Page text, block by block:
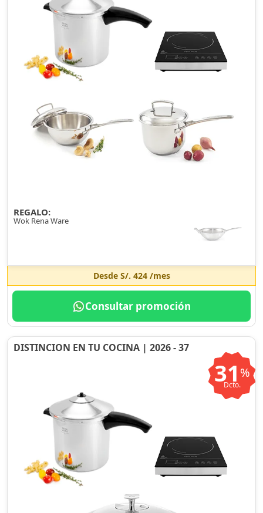
REGALO:
Wok Rena Ware
Desde S/. 424/mes
Consultar promoción
DISTINCION EN TU COCINA | 2026 - 37
31 %
Dcto.